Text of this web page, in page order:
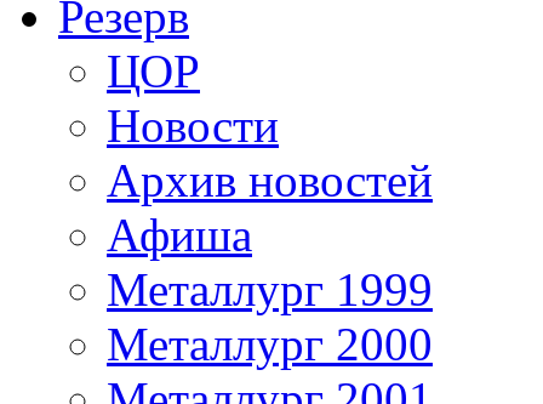
Резерв
ЦОР
Новости
Архив новостей
Афиша
Металлург 1999
Металлург 2000